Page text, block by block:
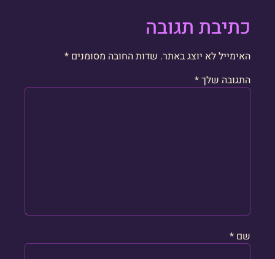
כתיבת תגובה
האימייל לא יוצג באתר. שדות החובה מסומנים *
התגובה שלך*
שם *